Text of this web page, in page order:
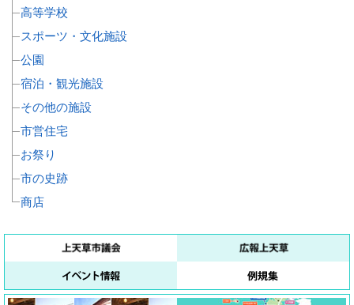
高等学校
スポーツ・文化施設
公園
宿泊・観光施設
その他の施設
市営住宅
お祭り
市の史跡
商店